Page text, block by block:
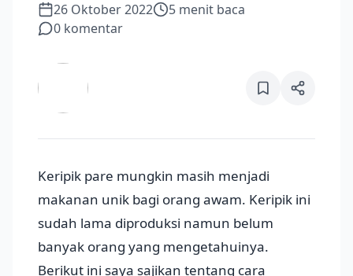
26 Oktober 2022 5 menit baca
0 komentar
Keripik pare mungkin masih menjadi
makanan unik bagi orang awam. Keripik ini
sudah lama diproduksi namun belum
banyak orang yang mengetahuinya.
Berikut ini saya sajikan tentang cara